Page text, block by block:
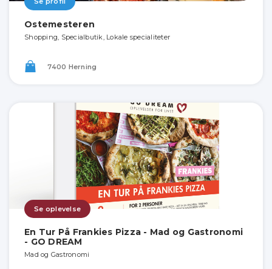
Ostemesteren
Shopping, Specialbutik, Lokale specialiteter
7400 Herning
Se oplevelse
En Tur På Frankies Pizza - Mad og Gastronomi
- GO DREAM
Mad og Gastronomi